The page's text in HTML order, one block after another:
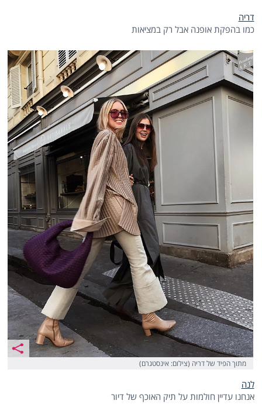
דריה
כמו בהפקת אופנה אבל רק במציאות
מתוך הפיד של דריה (צילום: אינסטגרם)
לנה
אנחנו עדיין חולמות על תיק האוכף של דיור